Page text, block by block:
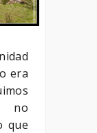
era
no
que